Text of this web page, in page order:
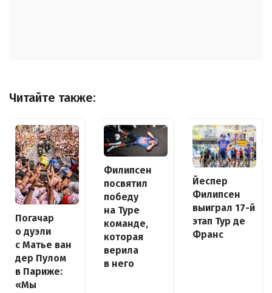
Читайте также:
Погачар
о дуэли
с Матье ван
дер Пулом
в Париже:
«Мы
Филипсен
посвятил
победу
на Туре
команде,
которая
верила
в него
Йеспер
Филипсен
выиграл 17-й
этап Тур де
Франс